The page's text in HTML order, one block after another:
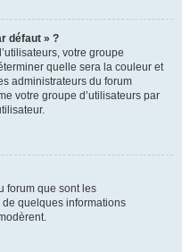
défaut » ?
votre groupe
quelle sera la couleur et
administrateurs du forum
votre groupe d’utilisateurs par
forum que sont les
quelques informations